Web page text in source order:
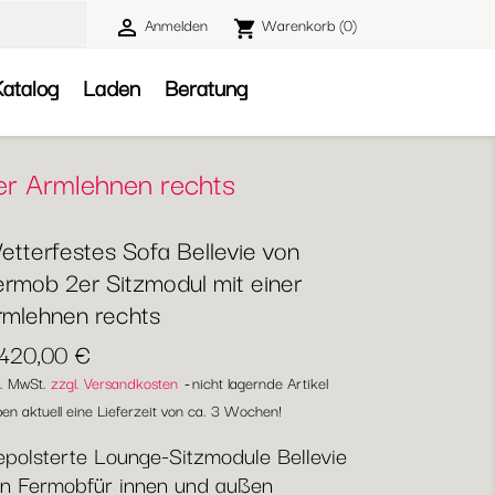
 Anmelden shopping_cart Warenkorb(0)
Laden Beratung
Armlehnen rechts
Sofa Bellevie von
2er Sitzmodul mit einer
rechts
€
MwSt. zzgl. Versandkosten nicht lagernde Artikel
aktuell eine Lieferzeit von ca. 3 Wochen!
Lounge-Sitzmodule Bellevie
Fermobfür innen und außen